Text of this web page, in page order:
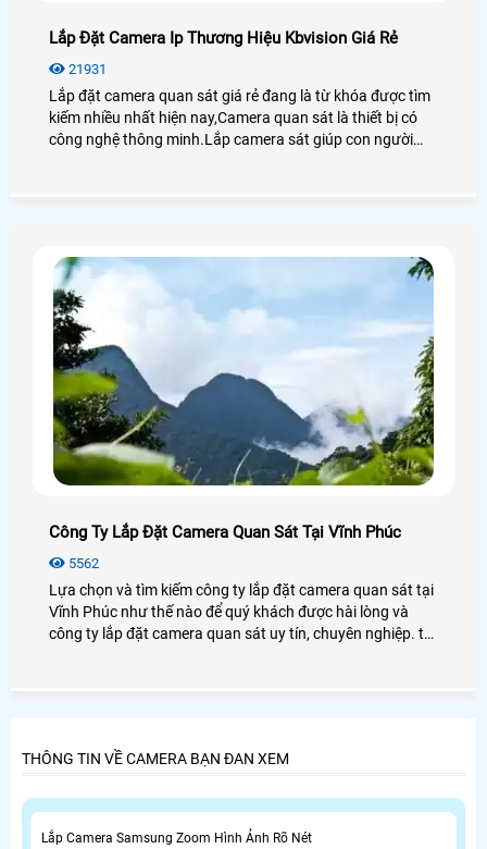
Lắp Đặt Camera Ip Thương Hiệu Kbvision Giá Rẻ
21931
Lắp đặt camera quan sát giá rẻ đang là từ khóa được tìm
kiếm nhiều nhất hiện nay,Camera quan sát là thiết bị có
công nghệ thông minh.Lắp camera sát giúp con người
Công Ty Lắp Đặt Camera Quan Sát Tại Vĩnh Phúc
5562
Lựa chọn và tìm kiếm công ty lắp đặt camera quan sát tại
Vĩnh Phúc như thế nào để quý khách được hài lòng và
công ty lắp đặt camera quan sát uy tín, chuyên nghiệp. thì
THÔNG TIN VỀ CAMERA BẠN ĐAN XEM
Lắp Camera Samsung Zoom Hình Ảnh Rõ Nét